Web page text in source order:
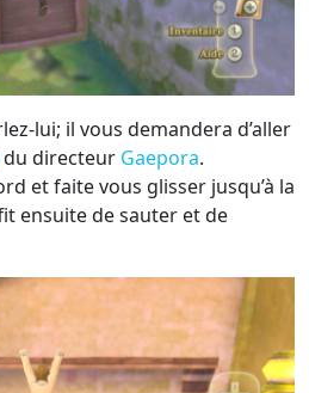
lui; il vous demandera d’aller
du directeur Gaepora.
et faite vous glisser jusqu’à la
ensuite de sauter et de